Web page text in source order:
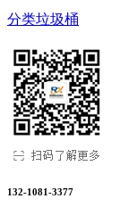
分类垃圾桶
132-1081-3377